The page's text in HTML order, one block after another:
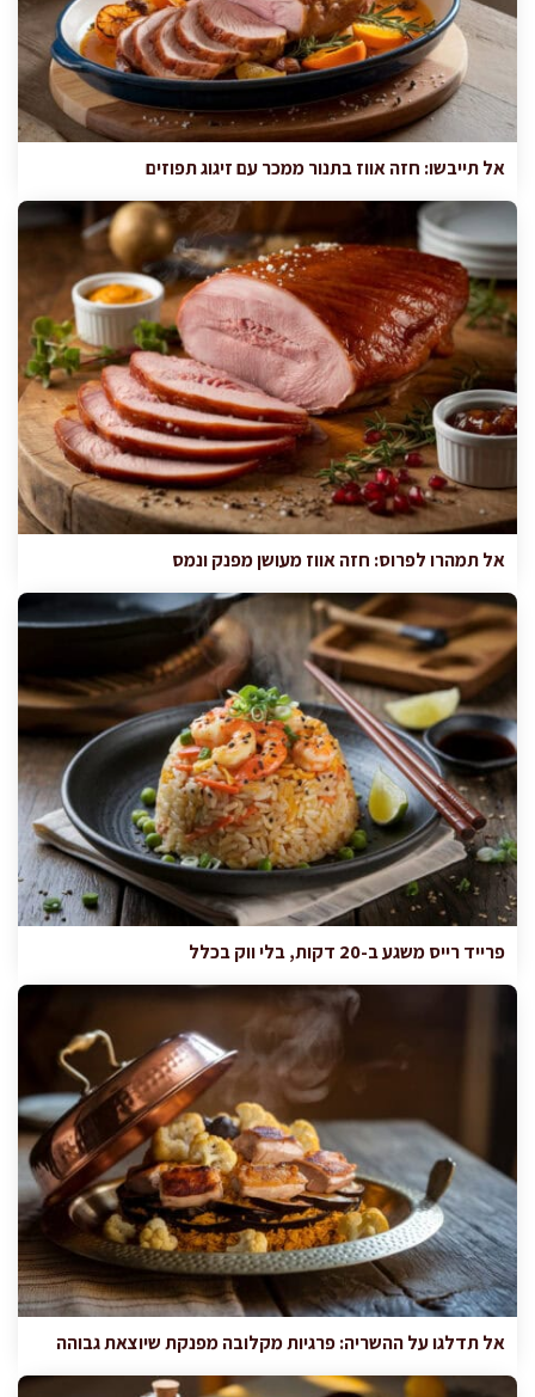
אל תייבשו: חזה אווז בתנור ממכר עם זיגוג תפוזים
אל תמהרו לפרוס: חזה אווז מעושן מפנק ונמס
פרייד רייס משגע ב-20 דקות, בלי ווק בכלל
אל תדלגו על ההשריה: פרגיות מקלובה מפנקת שיוצאת גבוהה